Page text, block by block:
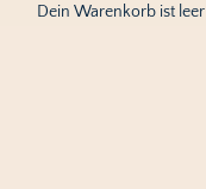
Dein Warenkorb ist leer